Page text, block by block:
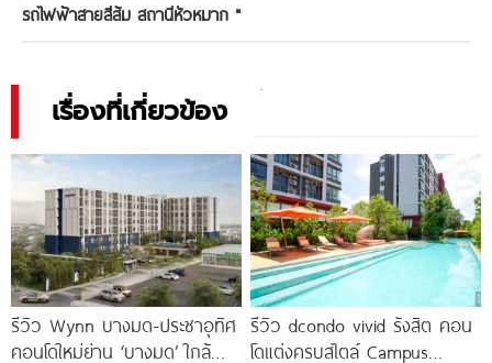
รถไฟฟ้าสายสีส้ม สถานีหัวหมาก "
เรื่องที่เกี่ยวข้อง
รีวิว Wynn บางมด-ประชาอุทิศ
คอนโดใหม่ย่าน ‘บางมด’ ใกล้
รีวิว dcondo vivid รังสิต คอน
โดแต่งครบสไตล์ Campus